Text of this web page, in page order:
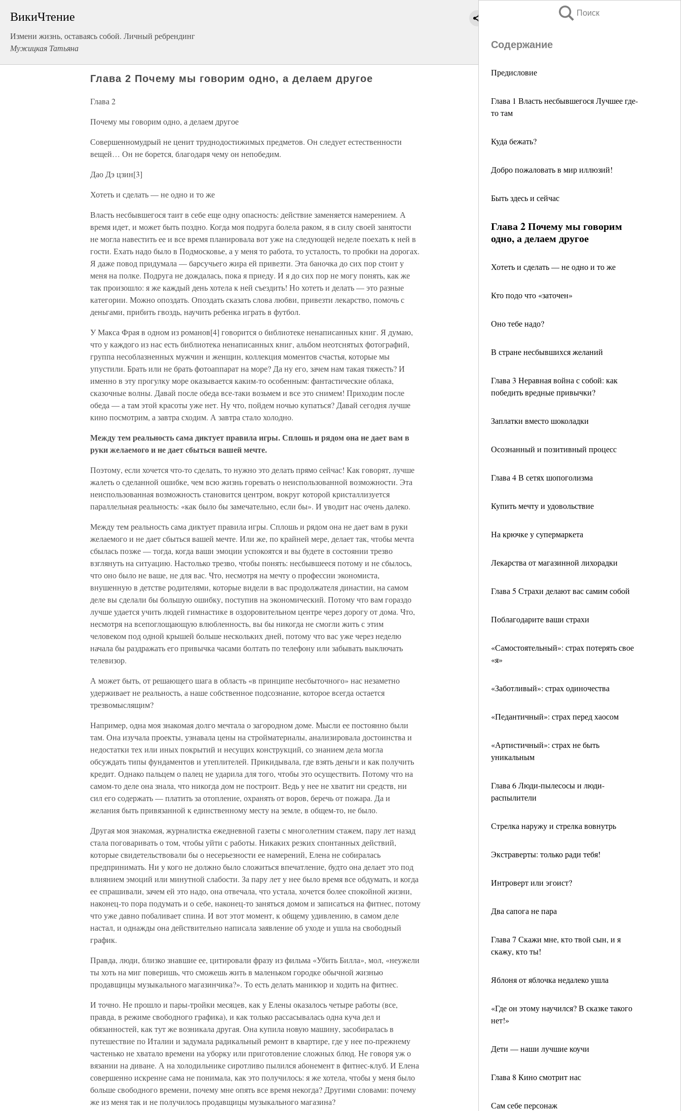
ВикиЧтение
Измени жизнь, оставаясь собой. Личный ребрендинг
Мужицкая Татьяна
Поиск
Содержание
Предисловие
Глава 1 Власть несбывшегося Лучшее где-
то там
Куда бежать?
Добро пожаловать в мир иллюзий!
Быть здесь и сейчас
Глава 2 Почему мы говорим
одно, а делаем другое
Хотеть и сделать — не одно и то же
Кто подо что «заточен»
Оно тебе надо?
В стране несбывшихся желаний
Глава 3 Неравная война с собой: как
победить вредные привычки?
Заплатки вместо шоколадки
Осознанный и позитивный процесс
Глава 4 В сетях шопоголизма
Купить мечту и удовольствие
На крючке у супермаркета
Лекарства от магазинной лихорадки
Глава 5 Страхи делают вас самим собой
Поблагодарите ваши страхи
«Самостоятельный»: страх потерять свое
«я»
«Заботливый»: страх одиночества
«Педантичный»: страх перед хаосом
«Артистичный»: страх не быть
уникальным
Глава 6 Люди-пылесосы и люди-
распылители
Стрелка наружу и стрелка вовнутрь
Экстраверты: только ради тебя!
Интроверт или эгоист?
Два сапога не пара
Глава 7 Скажи мне, кто твой сын, и я
скажу, кто ты!
Яблоня от яблочка недалеко ушла
«Где он этому научился? В сказке такого
нет!»
Дети — наши лучшие коучи
Глава 8 Кино смотрит нас
Сам себе персонаж
Глава 2 Почему мы говорим одно, а делаем другое
Глава 2
Почему мы говорим одно, а делаем другое
Совершенномудрый не ценит труднодостижимых предметов. Он следует естественности
вещей… Он не борется, благодаря чему он непобедим.
Дао Дэ цзин[3]
Хотеть и сделать — не одно и то же
Власть несбывшегося таит в себе еще одну опасность: действие заменяется намерением. А
время идет, и может быть поздно. Когда моя подруга болела раком, я в силу своей занятости
не могла навестить ее и все время планировала вот уже на следующей неделе поехать к ней в
гости. Ехать надо было в Подмосковье, а у меня то работа, то усталость, то пробки на дорогах.
Я даже повод придумала — барсучьего жира ей привезти. Эта баночка до сих пор стоит у
меня на полке. Подруга не дождалась, пока я приеду. И я до сих пор не могу понять, как же
так произошло: я же каждый день хотела к ней съездить! Но хотеть и делать — это разные
категории. Можно опоздать. Опоздать сказать слова любви, привезти лекарство, помочь с
деньгами, прибить гвоздь, научить ребенка играть в футбол.
У Макса Фрая в одном из романов[4] говорится о библиотеке ненаписанных книг. Я думаю,
что у каждого из нас есть библиотека ненаписанных книг, альбом неотснятых фотографий,
группа несоблазненных мужчин и женщин, коллекция моментов счастья, которые мы
упустили. Брать или не брать фотоаппарат на море? Да ну его, зачем нам такая тяжесть? И
именно в эту прогулку море оказывается каким-то особенным: фантастические облака,
сказочные волны. Давай после обеда все-таки возьмем и все это снимем! Приходим после
обеда — а там этой красоты уже нет. Ну что, пойдем ночью купаться? Давай сегодня лучше
кино посмотрим, а завтра сходим. А завтра стало холодно.
Между тем реальность сама диктует правила игры. Сплошь и рядом она не дает вам в
руки желаемого и не дает сбыться вашей мечте.
Поэтому, если хочется что-то сделать, то нужно это делать прямо сейчас! Как говорят, лучше
жалеть о сделанной ошибке, чем всю жизнь горевать о неиспользованной возможности. Эта
неиспользованная возможность становится центром, вокруг которой кристаллизуется
параллельная реальность: «как было бы замечательно, если бы». И уводит нас очень далеко.
Между тем реальность сама диктует правила игры. Сплошь и рядом она не дает вам в руки
желаемого и не дает сбыться вашей мечте. Или же, по крайней мере, делает так, чтобы мечта
сбылась позже — тогда, когда ваши эмоции успокоятся и вы будете в состоянии трезво
взглянуть на ситуацию. Настолько трезво, чтобы понять: несбывшееся потому и не сбылось,
что оно было не ваше, не для вас. Что, несмотря на мечту о профессии экономиста,
внушенную в детстве родителями, которые видели в вас продолжателя династии, на самом
деле вы сделали бы большую ошибку, поступив на экономический. Потому что вам гораздо
лучше удается учить людей гимнастике в оздоровительном центре через дорогу от дома. Что,
несмотря на всепоглощающую влюбленность, вы бы никогда не смогли жить с этим
человеком под одной крышей больше нескольких дней, потому что вас уже через неделю
начала бы раздражать его привычка часами болтать по телефону или забывать выключать
телевизор.
А может быть, от решающего шага в область «в принципе несбыточного» нас незаметно
удерживает не реальность, а наше собственное подсознание, которое всегда остается
трезвомыслящим?
Например, одна моя знакомая долго мечтала о загородном доме. Мысли ее постоянно были
там. Она изучала проекты, узнавала цены на стройматериалы, анализировала достоинства и
недостатки тех или иных покрытий и несущих конструкций, со знанием дела могла
обсуждать типы фундаментов и утеплителей. Прикидывала, где взять деньги и как получить
кредит. Однако пальцем о палец не ударила для того, чтобы это осуществить. Потому что на
самом-то деле она знала, что никогда дом не построит. Ведь у нее не хватит ни средств, ни
сил его содержать — платить за отопление, охранять от воров, беречь от пожара. Да и
желания быть привязанной к единственному месту на земле, в общем-то, не было.
Другая моя знакомая, журналистка ежедневной газеты с многолетним стажем, пару лет назад
стала поговаривать о том, чтобы уйти с работы. Никаких резких спонтанных действий,
которые свидетельствовали бы о несерьезности ее намерений, Елена не собиралась
предпринимать. Ни у кого не должно было сложиться впечатление, будто она делает это под
влиянием эмоций или минутной слабости. За пару лет у нее было время все обдумать, и когда
ее спрашивали, зачем ей это надо, она отвечала, что устала, хочется более спокойной жизни,
наконец-то пора подумать и о себе, наконец-то заняться домом и записаться на фитнес, потому
что уже давно побаливает спина. И вот этот момент, к общему удивлению, в самом деле
настал, и однажды она действительно написала заявление об уходе и ушла на свободный
график.
Правда, люди, близко знавшие ее, цитировали фразу из фильма «Убить Билла», мол, «неужели
ты хоть на миг поверишь, что сможешь жить в маленьком городке обычной жизнью
продавщицы музыкального магазинчика?». То есть делать маникюр и ходить на фитнес.
И точно. Не прошло и пары-тройки месяцев, как у Елены оказалось четыре работы (все,
правда, в режиме свободного графика), и как только рассасывалась одна куча дел и
обязанностей, как тут же возникала другая. Она купила новую машину, засобиралась в
путешествие по Италии и задумала радикальный ремонт в квартире, где у нее по-прежнему
частенько не хватало времени на уборку или приготовление сложных блюд. Не говоря уж о
вязании на диване. А на холодильнике сиротливо пылился абонемент в фитнес-клуб. И Елена
совершенно искренне сама не понимала, как это получилось: я же хотела, чтобы у меня было
больше свободного времени, почему мне опять все время некогда? Другими словами: почему
же из меня так и не получилось продавщицы музыкального магазина?